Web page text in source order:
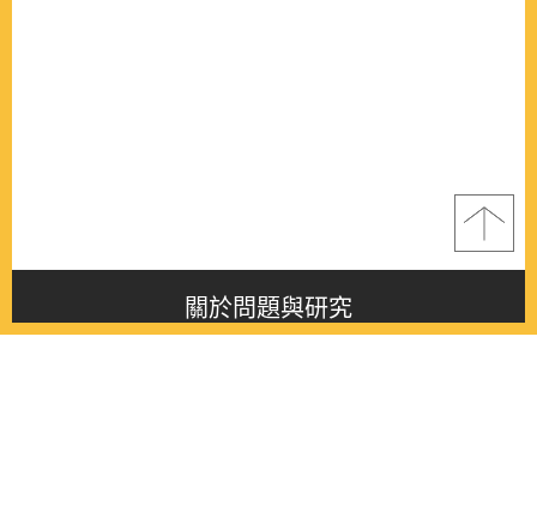
關於問題與研究
About this journal